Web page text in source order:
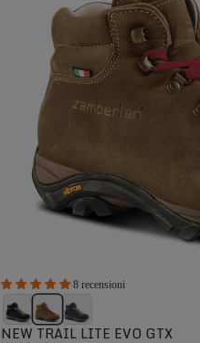
8 recensioni
NEW TRAIL LITE EVO GTX